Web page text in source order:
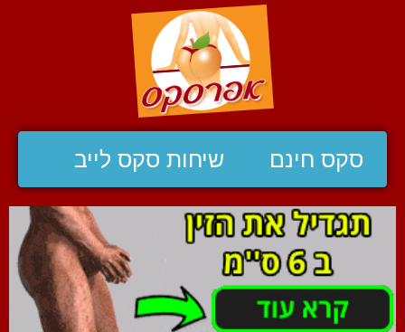
סקס חינם שיחות סקס לייב